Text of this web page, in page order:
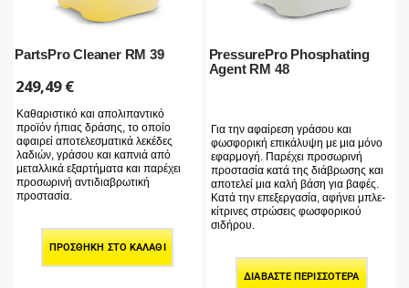
PartsPro Cleaner RM 39
249,49€
Καθαριστικό και απολιπαντικό
προϊόν ήπιας δράσης, το οποίο
αφαιρεί αποτελεσματικά λεκέδες
λαδιών, γράσου και καπνιά από
μεταλλικά εξαρτήματα και παρέχει
προσωρινή αντιδιαβρωτική
προστασία.
ΠΡΟΣΘΉΚΗ ΣΤΟ ΚΑΛΆΘΙ
PressurePro Phosphating
Agent RM 48
Για την αφαίρεση γράσου και
φωσφορική επικάλυψη με μια μόνο
εφαρμογή. Παρέχει προσωρινή
προστασία κατά της διάβρωσης και
αποτελεί μια καλή βάση για βαφές.
Κατά την επεξεργασία, αφήνει μπλε-
κίτρινες στρώσεις φωσφορικού
σιδήρου.
ΔΙΑΒΆΣΤΕ ΠΕΡΙΣΣΌΤΕΡΑ